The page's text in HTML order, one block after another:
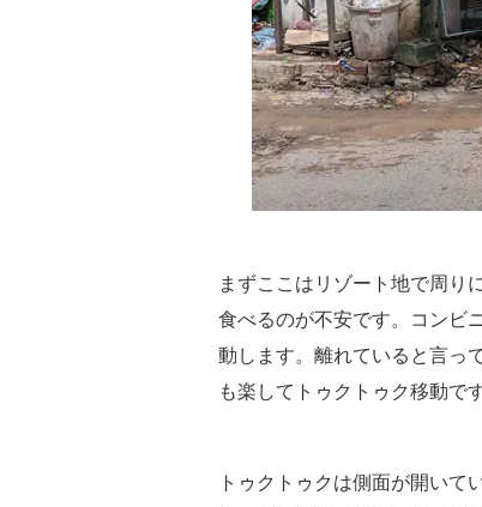
まずここはリゾート地で周り
食べるのが不安です。コンビ
動します。離れていると言っ
も楽してトゥクトゥク移動です
トゥクトゥクは側面が開いて